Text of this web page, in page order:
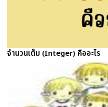
จำนวนเต็ม (Integer) คืออะไร